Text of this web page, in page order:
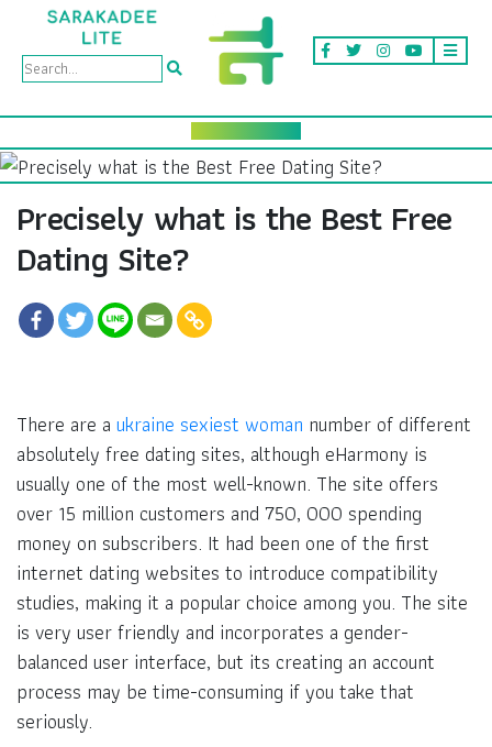
Precisely what is the Best Free
Dating Site?
There are a ukraine sexiest woman number of different
absolutely free dating sites, although eHarmony is
usually one of the most well-known. The site offers
over 15 million customers and 750, 000 spending
money on subscribers. It had been one of the first
internet dating websites to introduce compatibility
studies, making it a popular choice among you. The site
is very user friendly and incorporates a gender-
balanced user interface, but its creating an account
process may be time-consuming if you take that
seriously.